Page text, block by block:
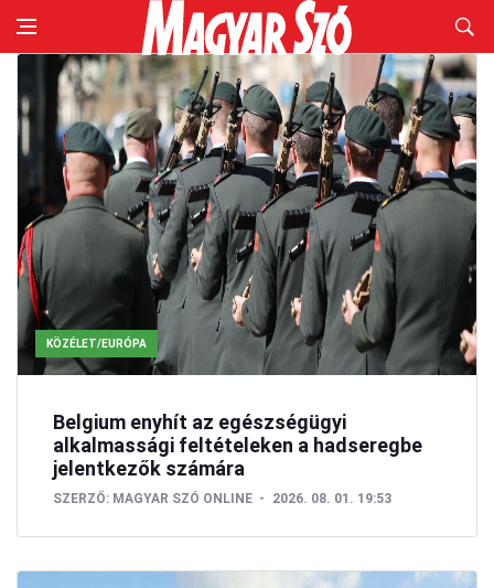
KÖZÉLET/EURÓPA
Belgium enyhít az egészségügyi
alkalmassági feltételeken a hadseregbe
jelentkezők számára
SZERZŐ: MAGYAR SZÓ ONLINE 2026. 08. 01. 19:53